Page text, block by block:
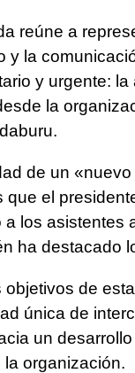
reúne a
y la
y urgente:
la
de un
que el
a los asistentes
ha destacado
objetivos de
única de
un
organización.